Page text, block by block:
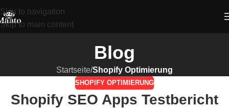
Skip to navigation
Skip to main content
Blog
Startseite/Shopify Optimierung
SHOPIFY OPTIMIERUNG
Shopify SEO Apps Testbericht